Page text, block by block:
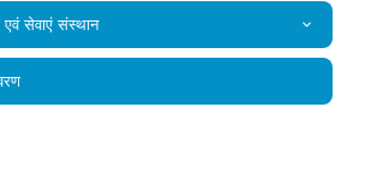
एवं सेवाएं संस्‍थान